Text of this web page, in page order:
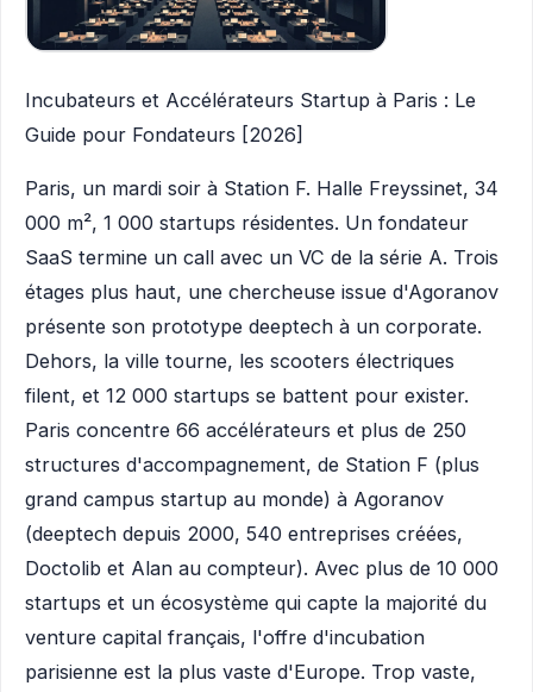
Incubateurs et Accélérateurs Startup à Paris : Le
Guide pour Fondateurs [2026]
Paris, un mardi soir à Station F. Halle Freyssinet, 34
000 m², 1 000 startups résidentes. Un fondateur
SaaS termine un call avec un VC de la série A. Trois
étages plus haut, une chercheuse issue d'Agoranov
présente son prototype deeptech à un corporate.
Dehors, la ville tourne, les scooters électriques
filent, et 12 000 startups se battent pour exister.
Paris concentre 66 accélérateurs et plus de 250
structures d'accompagnement, de Station F (plus
grand campus startup au monde) à Agoranov
(deeptech depuis 2000, 540 entreprises créées,
Doctolib et Alan au compteur). Avec plus de 10 000
startups et un écosystème qui capte la majorité du
venture capital français, l'offre d'incubation
parisienne est la plus vaste d'Europe. Trop vaste,